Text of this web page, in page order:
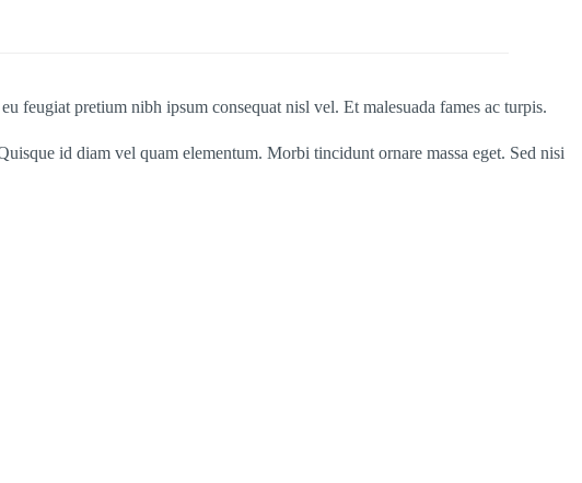
feugiat pretium nibh ipsum consequat nisl vel. Et malesuada fames ac turpis.
id diam vel quam elementum. Morbi tincidunt ornare massa eget. Sed nisi